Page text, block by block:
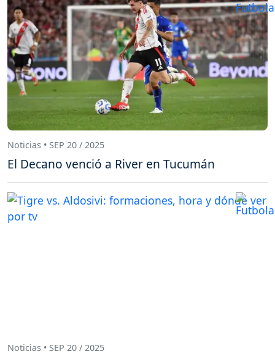
Noticias • SEP 20 / 2025
El Decano venció a River en Tucumán
Noticias • SEP 20 / 2025